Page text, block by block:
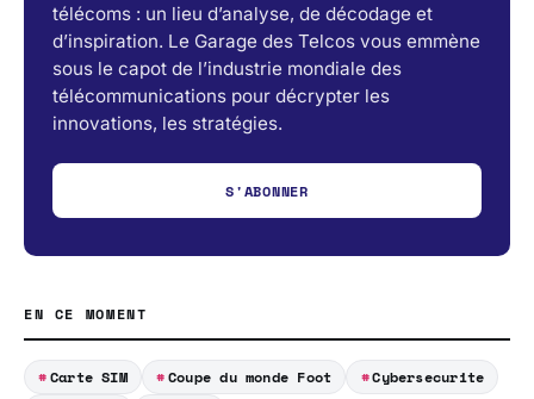
télécoms : un lieu d’analyse, de décodage et
d’inspiration. Le Garage des Telcos vous emmène
sous le capot de l’industrie mondiale des
télécommunications pour décrypter les
innovations, les stratégies.
S'ABONNER
EN CE MOMENT
Carte SIM Coupe du monde Foot
Cybersecurite